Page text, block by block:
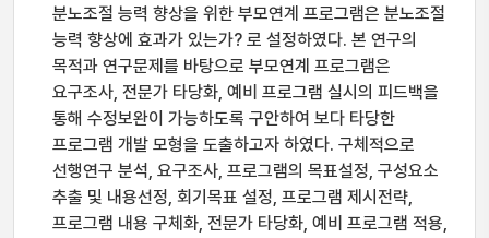
분노조절 능력 향상을 위한 부모연계 프로그램은 분노조절
능력 향상에 효과가 있는가? 로 설정하였다. 본 연구의
목적과 연구문제를 바탕으로 부모연계 프로그램은
요구조사, 전문가 타당화, 예비 프로그램 실시의 피드백을
통해 수정보완이 가능하도록 구안하여 보다 타당한
프로그램 개발 모형을 도출하고자 하였다. 구체적으로
선행연구 분석, 요구조사, 프로그램의 목표설정, 구성요소
추출 및 내용선정, 회기목표 설정, 프로그램 제시전략,
프로그램 내용 구체화, 전문가 타당화, 예비 프로그램 적용,